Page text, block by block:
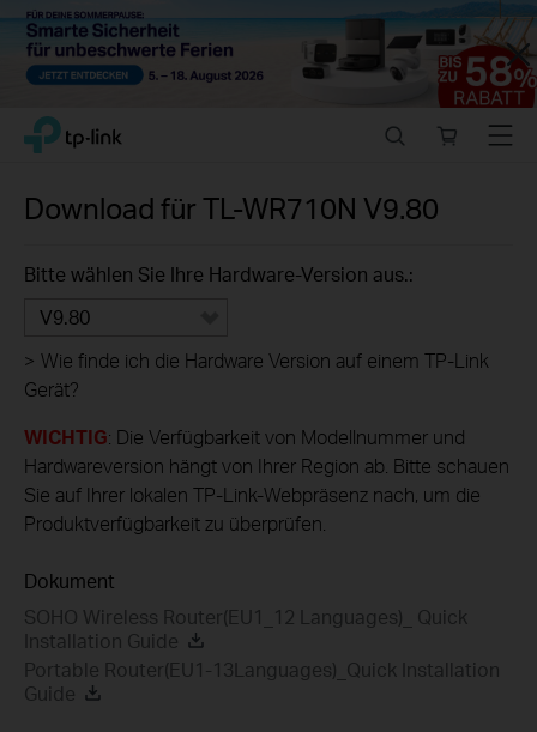
Close
Click
navigation
TP-Link, Reliably Smart
store
Menu
Download fürTL-WR710N V9.80
Bitte wählen Sie Ihre Hardware-Version aus.:
V9.80
> Wie finde ich die Hardware Version auf einem TP-Link
Gerät?
WICHTIG: Die Verfügbarkeit von Modellnummer und
Hardwareversion hängt von Ihrer Region ab. Bitte schauen
Sie auf Ihrer lokalen TP-Link-Webpräsenz nach, um die
Produktverfügbarkeit zu überprüfen.
Dokument
SOHO Wireless Router(EU1_12 Languages)_ Quick
Installation Guide
Portable Router(EU1-13Languages)_Quick Installation
Guide